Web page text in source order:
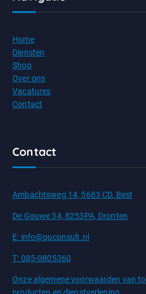
Home
Diensten
Shop
Over ons
Vacatures
Contact
Contact
Ambachtsweg 14, 5683 CD, Best
De Gouwe 34, 8253PA, Dronten
E: info@quconsult.nl
T: 085-0805360
Onze algemene voorwaarden van